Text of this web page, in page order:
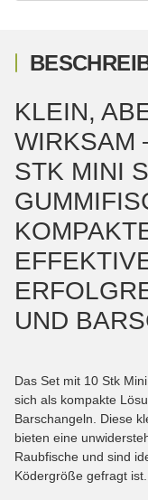
KLEIN,
IRKSAM –
TK MINI
ND
Das Set mit 10 Stk
sich als kompakte
Barschangeln. Diese
bieten eine
Raubfische und sind
Ködergröße gefragt ist.